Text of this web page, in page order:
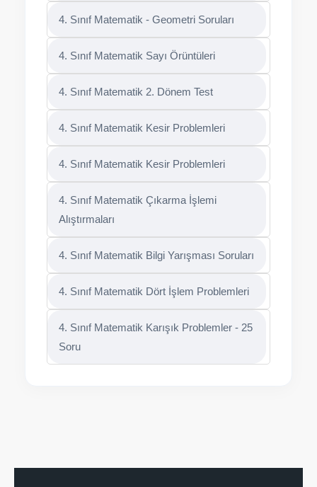
4. Sınıf Matematik - Geometri Soruları
4. Sınıf Matematik Sayı Örüntüleri
4. Sınıf Matematik 2. Dönem Test
4. Sınıf Matematik Kesir Problemleri
4. Sınıf Matematik Kesir Problemleri
4. Sınıf Matematik Çıkarma İşlemi
Alıştırmaları
4. Sınıf Matematik Bilgi Yarışması Soruları
4. Sınıf Matematik Dört İşlem Problemleri
4. Sınıf Matematik Karışık Problemler - 25
Soru